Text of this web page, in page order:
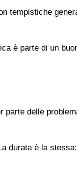
tempistiche
è parte di un
parte delle
durata è la